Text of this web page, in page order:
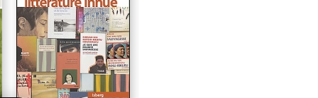
28
33
37
42